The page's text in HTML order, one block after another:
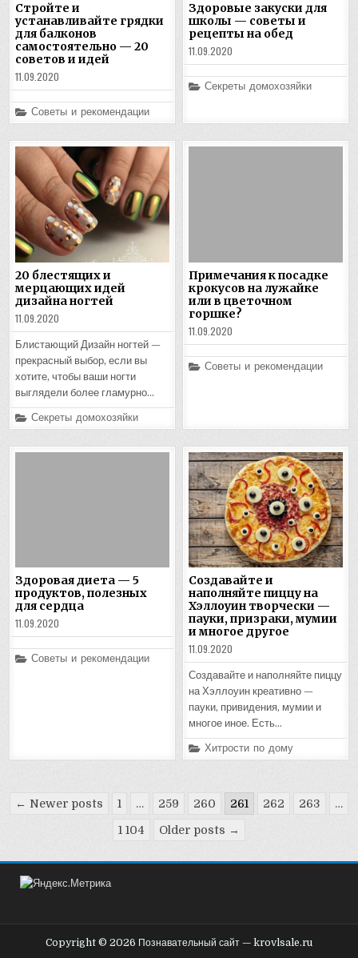
Стройте и
устанавливайте грядки
для балконов
самостоятельно — 20
советов и идей
11.09.2020
Posted
in
Советы и рекомендации
Здоровые закуски для
школы — советы и
рецепты на обед
11.09.2020
Posted
Секреты домохозяйки
20 блестящих и
мерцающих идей
дизайна ногтей
11.09.2020
Блистающий Дизайн ногтей —
прекрасный выбор, если вы
хотите, чтобы ваши ногти
выглядели более гламурно…
Posted
in
Секреты домохозяйки
Примечания к посадке
крокусов на лужайке
или в цветочном
горшке?
11.09.2020
Posted
Советы и рекомендации
Здоровая диета — 5
продуктов, полезных
для сердца
11.09.2020
Posted
Советы и рекомендации
Создавайте и
наполняйте пиццу на
Хэллоуин творчески —
пауки, призраки, мумии
и многое другое
11.09.2020
Создавайте и наполняйте пиццу
на Хэллоуин креативно —
пауки, привидения, мумии и
многое иное. Есть…
Posted
in
Хитрости по дому
Пагинация
← Newer posts 1 … 259 260 261 262 263 …
1 104 Older posts →
Copyright © 2026 Познавательный сайт — krovlsale.ru